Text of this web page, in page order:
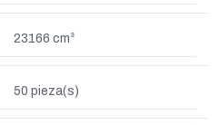
23166 cm³
50 pieza(s)